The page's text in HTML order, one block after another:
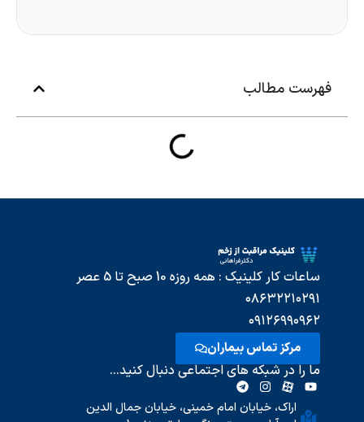
فهرست مطالب
ساعات کار کلینیک : همه روزه 10 صبح تا 5 عصر
۰۸۶۳۲۲۱۰۲۹۱
۰۹۱۲۶۹۹۰۹۶۲
مرکز تماس بیماران
ما را در شبکه های اجتماعی دنبال کنید...
اراک، خیابان امام خمینی، خیابان جمال الدین